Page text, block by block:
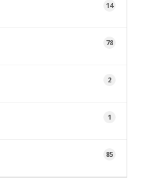
14
78
2
1
85